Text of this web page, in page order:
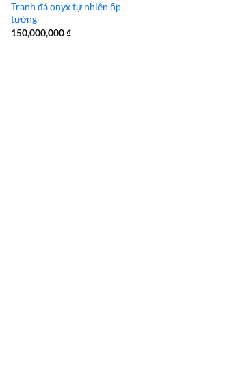
Tranh đá onyx tự nhiên ốp
tường
150,000,000₫